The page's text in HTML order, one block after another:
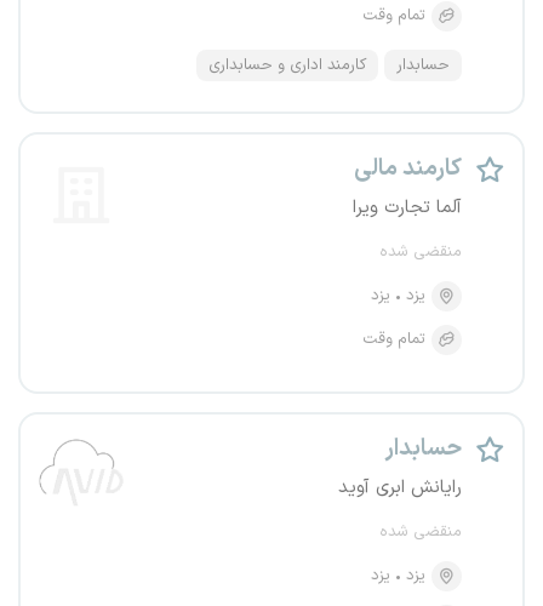
تمام وقت
حسابدار کارمند اداری و حسابداری
کارمند مالی
آلما تجارت ویرا
منقضی شده
یزد
یزد
تمام وقت
حسابدار
رایانش ابری آوید
منقضی شده
یزد
یزد